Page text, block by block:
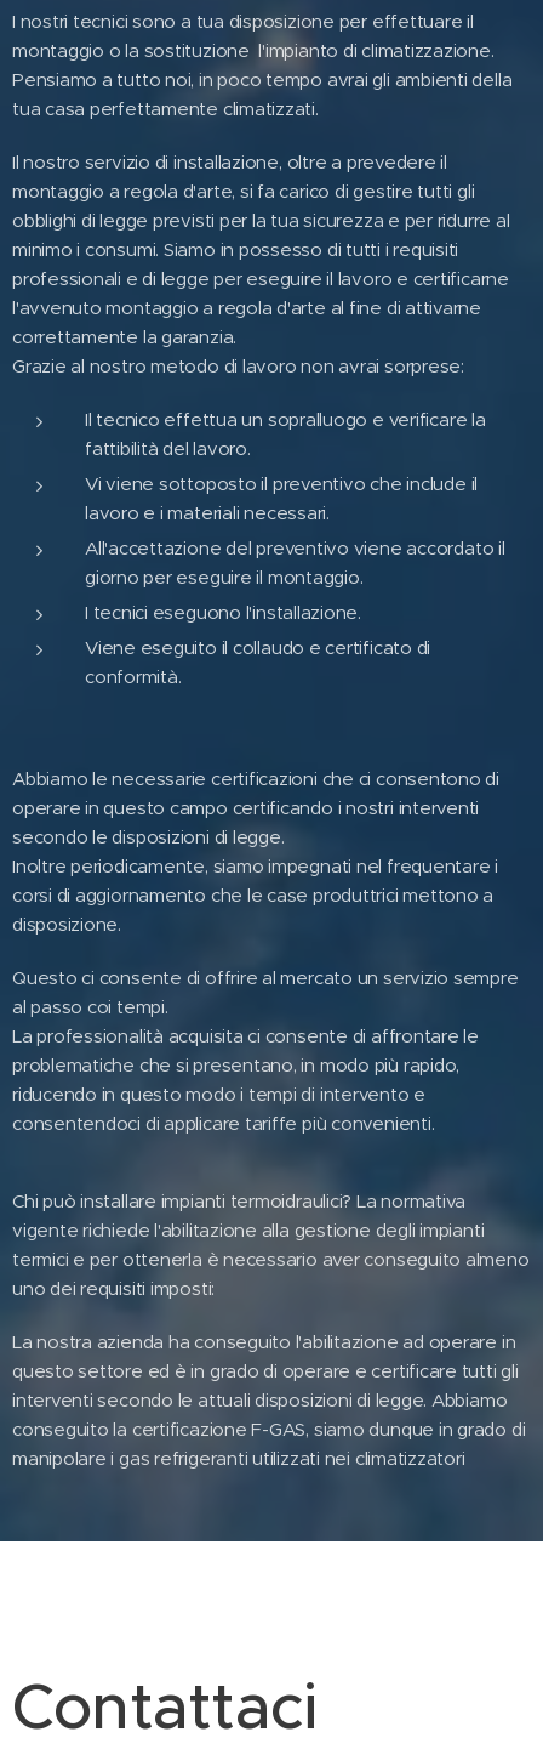
I nostri tecnici sono a tua disposizione per effettuare il
montaggio o la sostituzione l'impianto di climatizzazione.
Pensiamo a tutto noi, in poco tempo avrai gli ambienti della
tua casa perfettamente climatizzati.
Il nostro servizio di installazione, oltre a prevedere il
montaggio a regola d'arte, si fa carico di gestire tutti gli
obblighi di legge previsti per la tua sicurezza e per ridurre al
minimo i consumi. Siamo in possesso di tutti i requisiti
professionali e di legge per eseguire il lavoro e certificarne
l'avvenuto montaggio a regola d'arte al fine di attivarne
correttamente la garanzia.
Grazie al nostro metodo di lavoro non avrai sorprese:
Il tecnico effettua un sopralluogo e verificare la
fattibilità del lavoro.
Vi viene sottoposto il preventivo che include il
lavoro e i materiali necessari.
All'accettazione del preventivo viene accordato il
giorno per eseguire il montaggio.
I tecnici eseguono l'installazione.
Viene eseguito il collaudo e certificato di
conformità.
Abbiamo le necessarie certificazioni che ci consentono di
operare in questo campo certificando i nostri interventi
secondo le disposizioni di legge.
Inoltre periodicamente, siamo impegnati nel frequentare i
corsi di aggiornamento che le case produttrici mettono a
disposizione.
Questo ci consente di offrire al mercato un servizio sempre
al passo coi tempi.
La professionalità acquisita ci consente di affrontare le
problematiche che si presentano, in modo più rapido,
riducendo in questo modo i tempi di intervento e
consentendoci di applicare tariffe più convenienti.
Chi può installare impianti termoidraulici? La normativa
vigente richiede l'abilitazione alla gestione degli impianti
termici e per ottenerla è necessario aver conseguito almeno
uno dei requisiti imposti:
La nostra azienda ha conseguito l'abilitazione ad operare in
questo settore ed è in grado di operare e certificare tutti gli
interventi secondo le attuali disposizioni di legge. Abbiamo
conseguito la certificazione F-GAS, siamo dunque in grado di
manipolare i gas refrigeranti utilizzati nei climatizzatori
Contattaci